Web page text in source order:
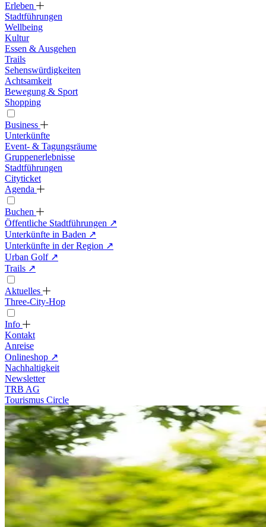
Erleben
Stadtführungen
Wellbeing
Kultur
Essen & Ausgehen
Trails
Sehenswürdigkeiten
Achtsamkeit
Bewegung & Sport
Shopping
Business
Unterkünfte
Event- & Tagungsräume
Gruppenerlebnisse
Stadtführungen
Cityticket
Agenda
Buchen
Öffentliche Stadtführungen ↗
Unterkünfte in Baden ↗
Unterkünfte in der Region ↗
Urban Golf ↗
Trails ↗
Aktuelles
Three-City-Hop
Info
Kontakt
Anreise
Onlineshop ↗
Nachhaltigkeit
Newsletter
TRB AG
Tourismus Circle